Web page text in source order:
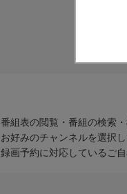
番組表の閲覧・番組の検索
お好みのチャンネルを選択
録画予約に対応しているご